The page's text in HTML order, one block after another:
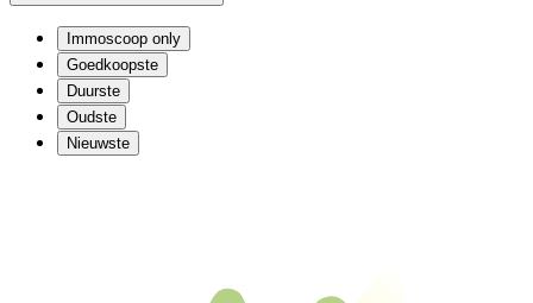
Immoscoop only
Goedkoopste
Duurste
Oudste
Nieuwste